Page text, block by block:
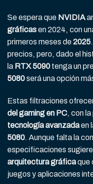
Se espera que NVIDIA
gráficasen 2024, con
primeros meses de2025
precios, pero, dado el
la RTX 5090 tenga un
5080será una opción
Estas filtraciones
del gaming en PC, con
tecnología avanzadaen
5080. Aunque falta la
especificaciones
arquitectura gráficaque
juegos y aplicaciones